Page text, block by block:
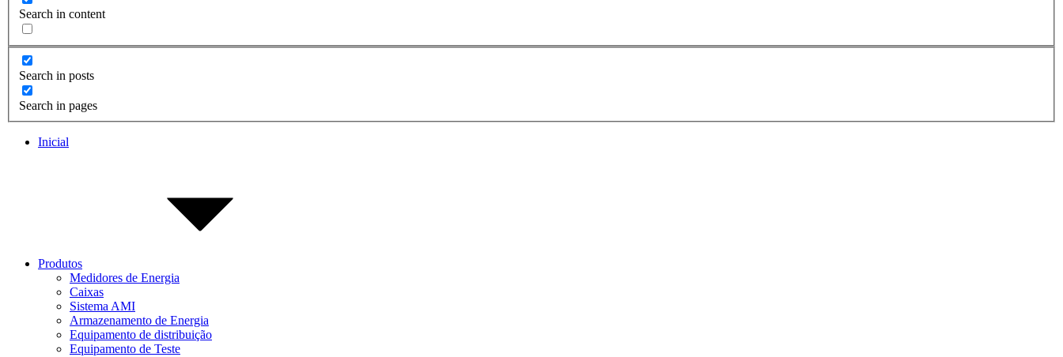
Search in content
Search in posts
Search in pages
Inicial
Produtos
Medidores de Energia
Caixas
Sistema AMI
Armazenamento de Energia
Equipamento de distribuição
Equipamento de Teste